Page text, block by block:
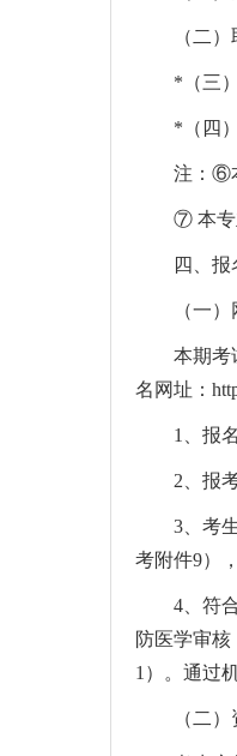
（二
*（三
*（四
注：⑥
⑦ 本专
四、
（一
本期考
名网址：
1、报
2、报
3、考
考附件9）
4、符
防医学审
1）。通过
（二